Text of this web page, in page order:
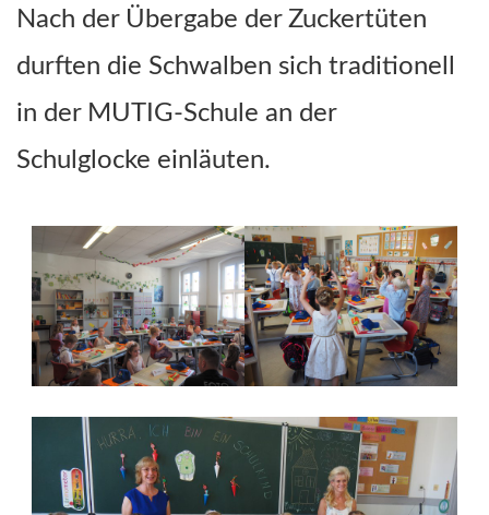
Nach der Übergabe der Zuckertüten
durften die Schwalben sich traditionell
in der MUTIG-Schule an der
Schulglocke einläuten.